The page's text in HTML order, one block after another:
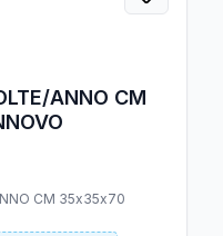
ANNO CM
CM 35x35x70